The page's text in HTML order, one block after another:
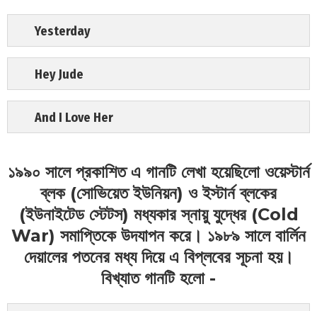
Yesterday
Hey Jude
And I Love Her
১৯৯০ সালে প্রকাশিত এ গানটি লেখা হয়েছিলো ওয়েস্টার্ন
ব্লক (সোভিয়েত ইউনিয়ন) ও ইস্টার্ন ব্লকের
(ইউনাইটেড স্টেটস) মধ্যকার স্নায়ু যুদ্ধের (Cold
War) সমাপ্তিকে উদযাপন করে। ১৯৮৯ সালে বার্লিন
দেয়ালের পতনের মধ্য দিয়ে এ বিপ্লবের সূচনা হয়।
বিখ্যাত গানটি হলো -